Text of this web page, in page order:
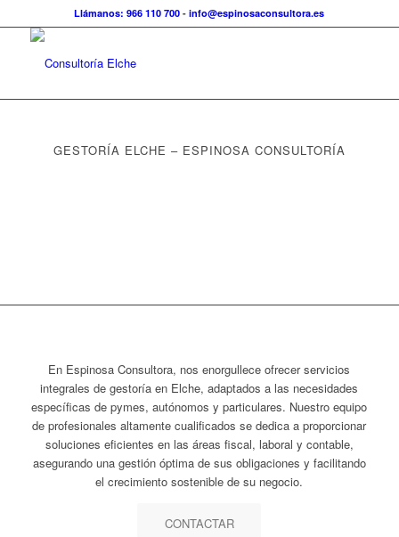
Llámanos: 966 110 700 -info@espinosaconsultora.es
GESTORÍA ELCHE – ESPINOSA CONSULTORÍA
En Espinosa Consultora, nos enorgullece ofrecer servicios
integrales de gestoría en Elche, adaptados a las necesidades
específicas de pymes, autónomos y particulares. Nuestro equipo
de profesionales altamente cualificados se dedica a proporcionar
soluciones eficientes en las áreas fiscal, laboral y contable,
asegurando una gestión óptima de sus obligaciones y facilitando
el crecimiento sostenible de su negocio.
CONTACTAR